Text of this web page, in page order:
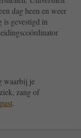
dag heen en weer
is gevestigd in
waarbij je
zang of
.